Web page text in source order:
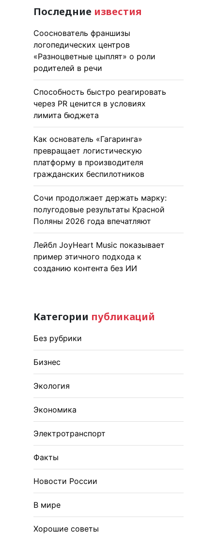
Последние известия
Сооснователь франшизы
логопедических центров
«Разноцветные цыплят» о роли
родителей в речи
Способность быстро реагировать
через PR ценится в условиях
лимита бюджета
Как основатель «Гагаринга»
превращает логистическую
платформу в производителя
гражданских беспилотников
Сочи продолжает держать марку:
полугодовые результаты Красной
Поляны 2026 года впечатляют
Лейбл JoyHeart Music показывает
пример этичного подхода к
созданию контента без ИИ
Категории публикаций
Без рубрики
Бизнес
Экология
Экономика
Электротранспорт
Факты
Новости России
В мире
Хорошие советы